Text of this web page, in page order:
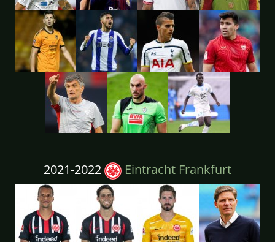
2021-2022 Eintracht Frankfurt